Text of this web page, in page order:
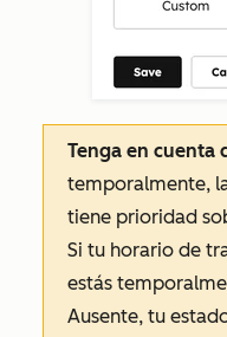
Tenga en cuenta
temporalmente,
tiene prioridad
Si tu horario de
estás
Ausente, tu